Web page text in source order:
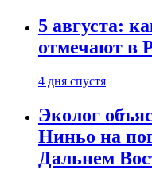
5 августа:
отмечают в
4 дня спустя
Эколог
Ниньо на
Дальнем